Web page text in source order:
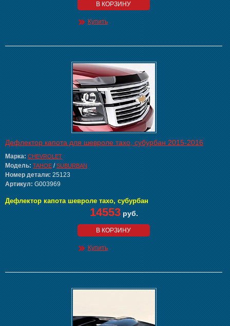
В КОРЗИНУ
Купить
Дефлектор капота для шевроле тахо, субурбан 2015-2016
Марка: CHEVROLET
Модель: TAHOE /SUBURBAN
Номер детали: 25123
Артикул: G003969
Дефлектор капота шевроле тахо, субурбан
14553руб.
В КОРЗИНУ
Купить